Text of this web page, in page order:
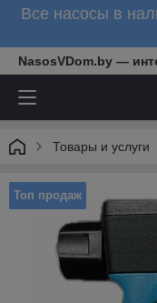
Все насосы в
NasosVDom.by —
Товары и услуги
Топ продаж